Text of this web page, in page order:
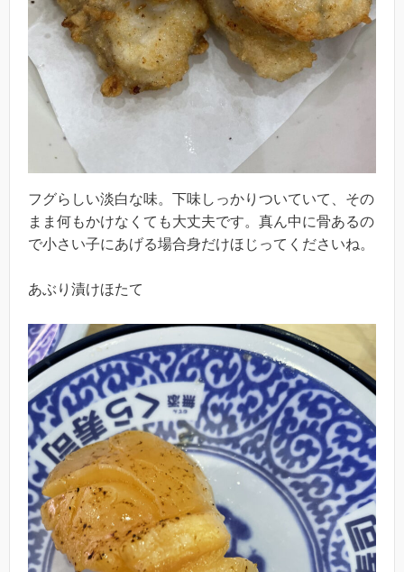
フグらしい淡白な味。下味しっかりついていて、その
まま何もかけなくても大丈夫です。真ん中に骨あるの
で小さい子にあげる場合身だけほじってくださいね。
あぶり漬けほたて